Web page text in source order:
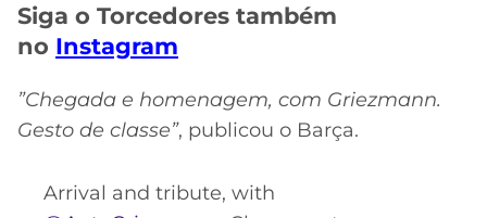
CRUZEIRO
Siga o Torcedores também
no Instagram
”Chegada e homenagem, com Griezmann.
Gesto de classe”, publicou o Barça.
Arrival and tribute, with